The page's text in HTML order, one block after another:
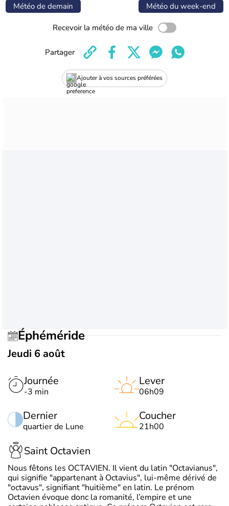
Météo de demain Météo du week-end
Recevoir la météo de ma ville
Ajouter à vos sources préférées
Partager
Éphéméride
Jeudi 6 août
Journée
-3 min
Dernier
quartier de Lune
Lever
06h09
Coucher
21h00
Saint Octavien
Nous fêtons les OCTAVIEN. Il vient du latin "Octavianus",
qui signifie "appartenant à Octavius", lui-même dérivé de
"octavus", signifiant "huitième" en latin. Le prénom
Octavien évoque donc la romanité, l’empire et une